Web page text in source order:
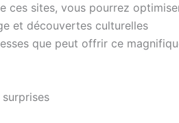
ces sites, vous pourrez
et découvertes culturelles
que peut offrir ce